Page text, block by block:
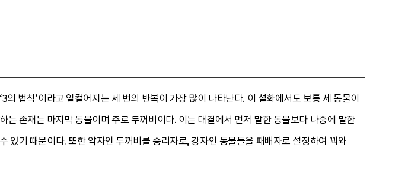
법칙’이라고 일컬어지는 세 번의 반복이 가장 많이 나타난다. 이 설화에서도 보통 세 동물이
존재는 마지막 동물이며 주로 두꺼비이다. 이는 대결에서 먼저 말한 동물보다 나중에 말한
있기 때문이다. 또한 약자인 두꺼비를 승리자로, 강자인 동물들을 패배자로 설정하여 꾀와